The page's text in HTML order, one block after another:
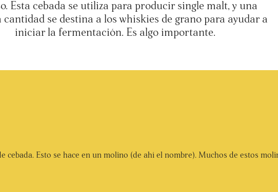
Esta cebada se utiliza para producir single malt, y una
cantidad se destina a los whiskies de grano para ayudar a
iniciar la fermentación. Es algo importante.
cebada. Esto se hace en un molino (de ahí el nombre). Muchos de estos